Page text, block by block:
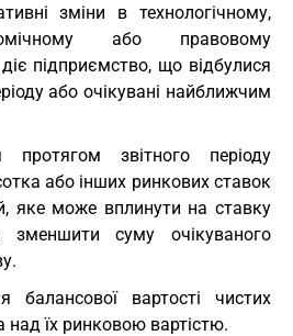
зміни в технологічному,
або правовому
підприємство, що відбулися
або очікувані найближчим
протягом звітного періоду
або інших ринкових ставок
яке може вплинути на ставку
зменшити суму очікуваного
балансової вартості чистих
над їх ринковою вартістю.